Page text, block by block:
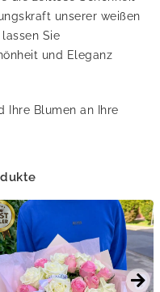
unserer weißen
Sie
und Eleganz
Ihre Blumen an Ihre